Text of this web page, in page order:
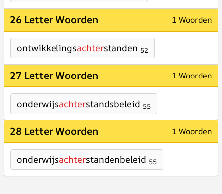
26 Letter Woorden 1 Woorden
ontwikkelingsachterstanden 52
27 Letter Woorden 1 Woorden
onderwijsachterstandsbeleid 55
28 Letter Woorden 1 Woorden
onderwijsachterstandenbeleid 55